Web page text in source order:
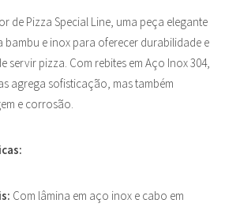
de Pizza Special Line, uma peça elegante
bambu e inox para oferecer durabilidade e
servir pizza. Com rebites em Aço Inox 304,
agrega sofisticação, mas também
e corrosão.
Com lâmina em aço inox e cabo em